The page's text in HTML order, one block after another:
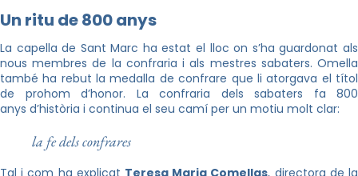
Un ritu de 800 anys
La capella de Sant Marc ha estat el lloc on s’ha guardonat als
nous membres de la confraria i als mestres sabaters. Omella
també ha rebut la medalla de confrare que li atorgava el títol
de prohom d’honor. La confraria dels sabaters fa 800
anys d’història i continua el seu camí per un motiu molt clar:
la fe dels confrares
Tal i com ha explicat Teresa Maria Comellas, directora de la